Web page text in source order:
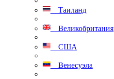
Таиланд
Великобритания
США
Венесуэла